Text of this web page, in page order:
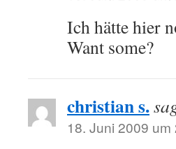
Ich hätte hier
Want some?
christian s.
18. Juni 2009 um